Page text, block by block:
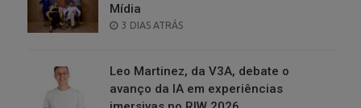
Mídia
POSTED
3 DIAS ATRÁS
Leo Martinez, da V3A, debate o
avanço da IA em experiências